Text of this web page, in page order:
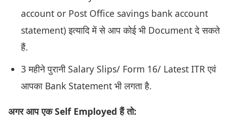
account or Post Office savings bank account
statement) इत्यादि में से आप कोई भी Document दे सकते
हैं.
3 महीने पुरानी Salary Slips/ Form 16/ Latest ITR एवं
आपका Bank Statement भी लगता है.
अगर आप एक Self Employed हैं तो: